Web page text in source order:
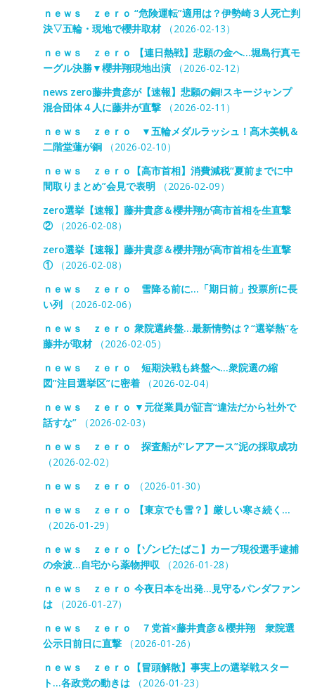
ｎｅｗｓ ｚｅｒｏ “危険運転”適用は？伊勢崎３人死亡判
決▽五輪・現地で櫻井取材（2026-02-13）
ｎｅｗｓ ｚｅｒｏ 【連日熱戦】悲願の金へ…堀島行真モ
ーグル決勝▼櫻井翔現地出演（2026-02-12）
news zero藤井貴彦が【速報】悲願の銅!スキージャンプ
混合団体４人に藤井が直撃（2026-02-11）
ｎｅｗｓ ｚｅｒｏ ▼五輪メダルラッシュ！髙木美帆＆
二階堂蓮が銅（2026-02-10）
ｎｅｗｓ ｚｅｒｏ【高市首相】消費減税“夏前までに中
間取りまとめ”会見で表明（2026-02-09）
zero選挙【速報】藤井貴彦＆櫻井翔が高市首相を生直撃
②（2026-02-08）
zero選挙【速報】藤井貴彦＆櫻井翔が高市首相を生直撃
①（2026-02-08）
ｎｅｗｓ ｚｅｒｏ 雪降る前に…「期日前」投票所に長
い列（2026-02-06）
ｎｅｗｓ ｚｅｒｏ 衆院選終盤…最新情勢は？“選挙熱”を
藤井が取材（2026-02-05）
ｎｅｗｓ ｚｅｒｏ 短期決戦も終盤へ…衆院選の縮
図”注目選挙区”に密着（2026-02-04）
ｎｅｗｓ ｚｅｒｏ ▼元従業員が証言“違法だから社外で
話すな”（2026-02-03）
ｎｅｗｓ ｚｅｒｏ 探査船が“レアアース”泥の採取成功
（2026-02-02）
ｎｅｗｓ ｚｅｒｏ
（2026-01-30）
ｎｅｗｓ ｚｅｒｏ 【東京でも雪？】厳しい寒さ続く…
（2026-01-29）
ｎｅｗｓ ｚｅｒｏ【ゾンビたばこ】カープ現役選手逮捕
の余波…自宅から薬物押収 （2026-01-28）
ｎｅｗｓ ｚｅｒｏ 今夜日本を出発…見守るパンダファン
は（2026-01-27）
ｎｅｗｓ ｚｅｒｏ ７党首×藤井貴彦＆櫻井翔 衆院選
公示日前日に直撃（2026-01-26）
ｎｅｗｓ ｚｅｒｏ【冒頭解散】事実上の選挙戦スター
ト…各政党の動きは（2026-01-23）